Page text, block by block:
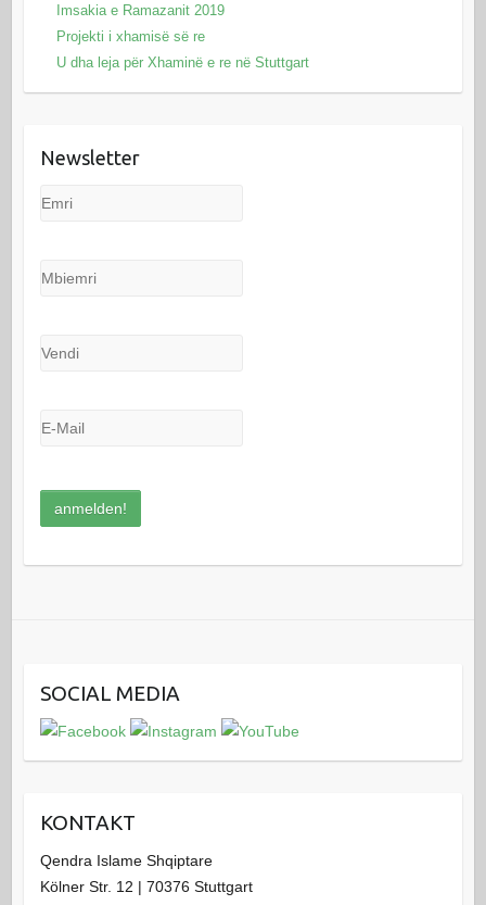
Imsakia e Ramazanit 2019
Projekti i xhamisë së re
U dha leja për Xhaminë e re në Stuttgart
Newsletter
SOCIAL MEDIA
KONTAKT
Qendra Islame Shqiptare
Kölner Str. 12 | 70376 Stuttgart